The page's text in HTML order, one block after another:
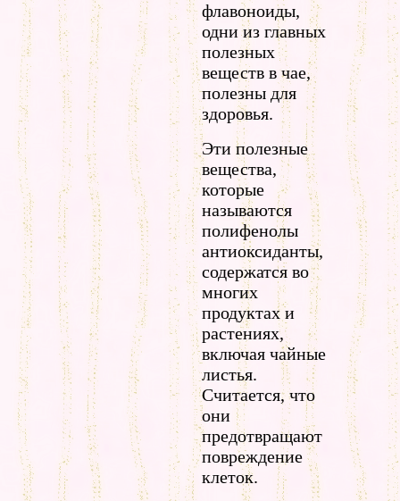
флавоноиды,
одни из главных
полезных
веществ в чае,
полезны для
здоровья.
Эти полезные
вещества,
которые
называются
полифенолы
антиоксиданты,
содержатся во
многих
продуктах и
растениях,
включая чайные
листья.
Считается, что
они
предотвращают
повреждение
клеток.